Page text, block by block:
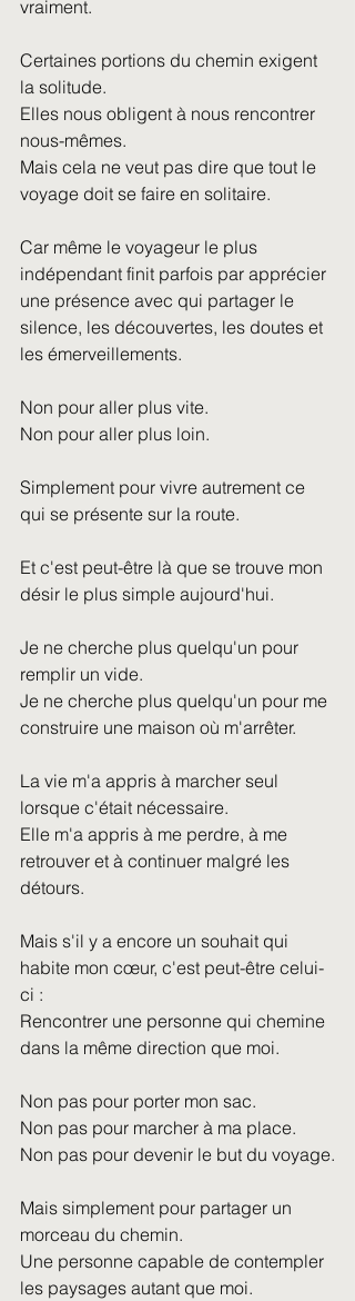
vraiment.
Certaines portions du chemin exigent
la solitude.
Elles nous obligent à nous rencontrer
nous-mêmes.
Mais cela ne veut pas dire que tout le
voyage doit se faire en solitaire.
Car même le voyageur le plus
indépendant finit parfois par apprécier
une présence avec qui partager le
silence, les découvertes, les doutes et
les émerveillements.
Non pour aller plus vite.
Non pour aller plus loin.
Simplement pour vivre autrement ce
qui se présente sur la route.
Et c'est peut-être là que se trouve mon
désir le plus simple aujourd'hui.
Je ne cherche plus quelqu'un pour
remplir un vide.
Je ne cherche plus quelqu'un pour me
construire une maison où m'arrêter.
La vie m'a appris à marcher seul
lorsque c'était nécessaire.
Elle m'a appris à me perdre, à me
retrouver et à continuer malgré les
détours.
Mais s'il y a encore un souhait qui
habite mon cœur, c'est peut-être celui-
ci :
Rencontrer une personne qui chemine
dans la même direction que moi.
Non pas pour porter mon sac.
Non pas pour marcher à ma place.
Non pas pour devenir le but du voyage.
Mais simplement pour partager un
morceau du chemin.
Une personne capable de contempler
les paysages autant que moi.